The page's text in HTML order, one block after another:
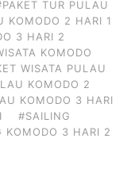
TUR PULAU
KOMODO 2 HARI 1
3 HARI 2
KOMODO
WISATA PULAU
KOMODO 2
KOMODO 3 HARI
#SAILING
KOMODO 3 HARI 2